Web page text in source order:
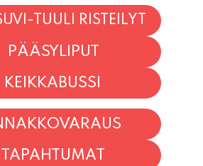
PÄÄSYLIPUT
KEIKKABUSSI
TAPAHTUMAT